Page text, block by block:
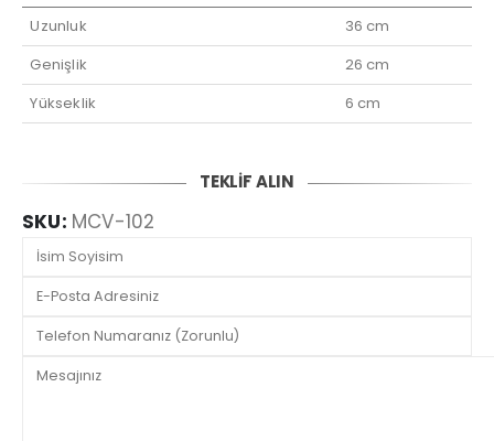
Uzunluk
36 cm
Genişlik
26 cm
Yükseklik
6 cm
TEKLİF ALIN
SKU: MCV-102